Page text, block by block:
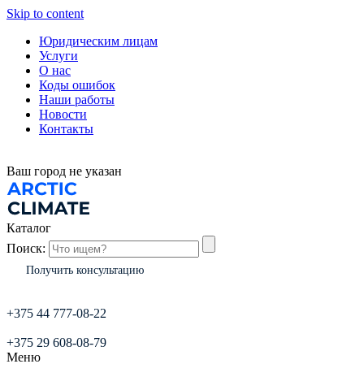
Skip to content
Юридическим лицам
Услуги
О нас
Коды ошибок
Наши работы
Новости
Контакты
Ваш город не указан
Каталог
Поиск:
Получить консультацию
+375 44 777-08-22
+375 29 608-08-79
Меню